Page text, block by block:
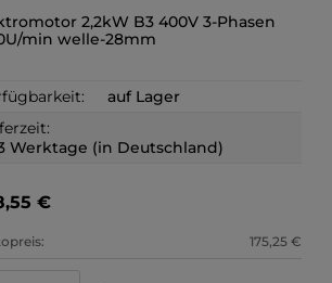
2,2kW B3 400V 3-Phasen
min welle-28mm
auf Lager
Werktage (in Deutschland)
€
175,25 €